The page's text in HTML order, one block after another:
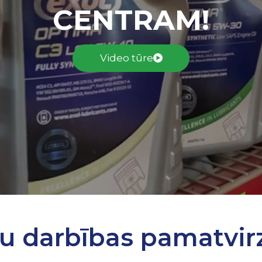
CENTRAM!
Video tūre
darbības